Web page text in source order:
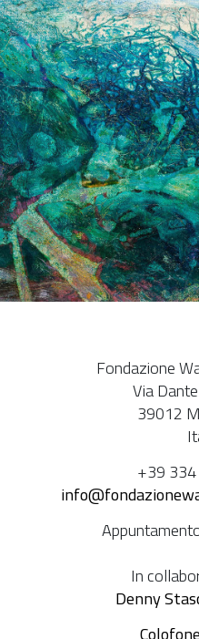
Fondazione
Via
39012
+39
In
Denny